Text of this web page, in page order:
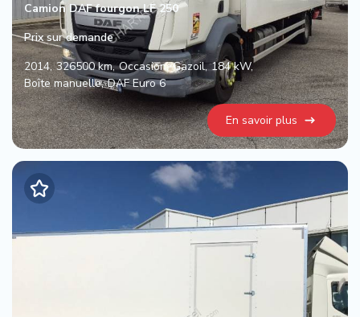
Camion DAF fourgon LF 250
Prix sur demande
2014 326500 km Occasion Gazoil 184 kW
Boîte manuelle DAF Euro 6
En savoir plus